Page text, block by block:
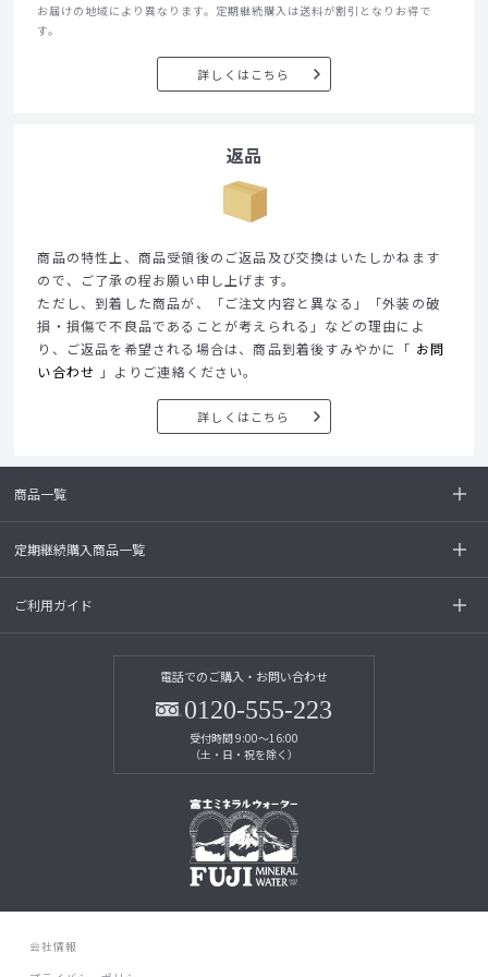
お届けの地域により異なります。定期継続購入は送料が割引となりお得で
す。
詳しくはこちら
返品
商品の特性上、商品受領後のご返品及び交換はいたしかねます
ので、ご了承の程お願い申し上げます。
ただし、到着した商品が、「ご注文内容と異なる」「外装の破
損・損傷で不良品であることが考えられる」などの理由によ
り、ご返品を希望される場合は、商品到着後すみやかに「 お問
い合わせ 」よりご連絡ください。
詳しくはこちら
商品一覧
定期継続購入商品一覧
ご利用ガイド
電話でのご購入・お問い合わせ
0120-555-223
受付時間 9:00～16:00
（土・日・祝を除く）
会社情報